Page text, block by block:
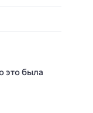
это была